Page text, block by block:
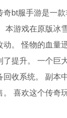
奇bt服手游是一
本游戏在原版冰
动。 怪物的血量
了提升。 一个巨
回收系统。 副本
。 喜欢这个传奇